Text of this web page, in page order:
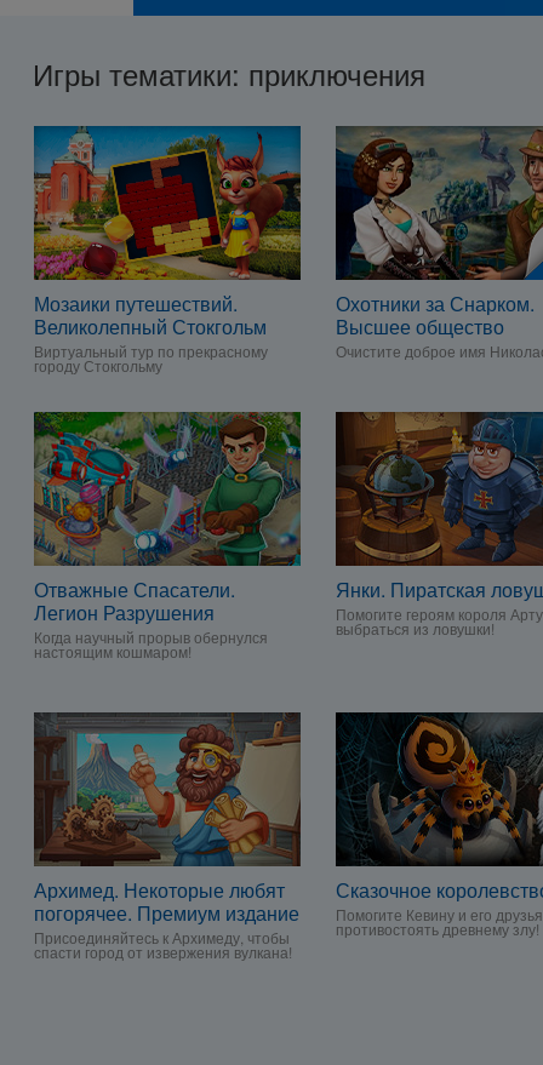
Игры тематики: приключения
Мозаики путешествий.
Великолепный Стокгольм
Виртуальный тур по прекрасному
городу Стокгольму
Охотники за Снарком.
Высшее общество
Очистите доброе имя
Отважные Спасатели.
Легион Разрушения
Когда научный прорыв обернулся
настоящим кошмаром!
Янки. Пиратская
Помогите героям короля
выбраться из ловушки!
Архимед. Некоторые любят
погорячее. Премиум издание
Присоединяйтесь к Архимеду, чтобы
спасти город от извержения вулкана!
Сказочное
Помогите Кевину и его
противостоять древнему злу!